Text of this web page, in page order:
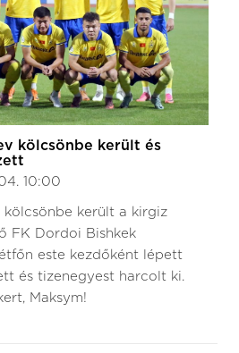
kölcsönbe került és
10:00
kölcsönbe került a kirgiz
FK Dordoi Bishkek
este kezdőként lépett
és tizenegyest harcolt ki.
Maksym!